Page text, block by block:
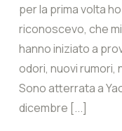
per la prima volta
riconoscevo, che
hanno iniziato a
odori, nuovi rumori,
Sono atterrata a
dicembre [...]